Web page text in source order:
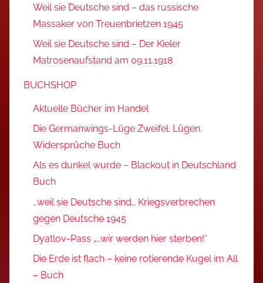
Weil sie Deutsche sind – das russische
Massaker von Treuenbrietzen 1945
Weil sie Deutsche sind – Der Kieler
Matrosenaufstand am 09.11.1918
BUCHSHOP
Aktuelle Bücher im Handel
Die Germanwings-Lüge Zweifel. Lügen.
Widersprüche Buch
Als es dunkel wurde – Blackout in Deutschland
Buch
…weil sie Deutsche sind… Kriegsverbrechen
gegen Deutsche 1945
Dyatlov-Pass „…wir werden hier sterben!“
Die Erde ist flach – keine rotierende Kugel im All
– Buch